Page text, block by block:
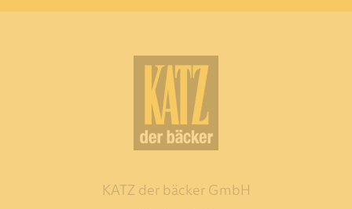
KATZ der bäcker GmbH